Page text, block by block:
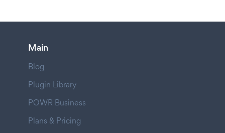
Main
Blog
Plugin Library
POWR Business
Plans & Pricing